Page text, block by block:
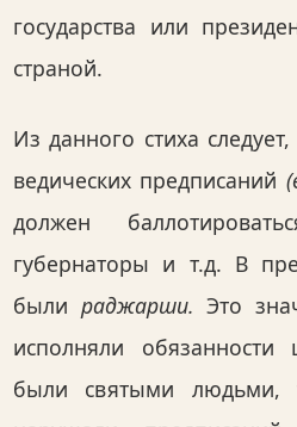
государства или
страной.
Из данного стиха
ведических предписаний
должен
губернаторы и т.д. В
были раджарши. Это
исполняли
были святыми людьми,